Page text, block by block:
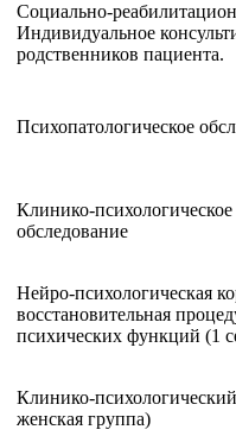
Социально-
Индивидуальное
родственников пациента.
Психопатологическое
Клинико-
обследование
Нейро-психологическая
восстановительная
психических функций (1
Клинико-
женская группа)